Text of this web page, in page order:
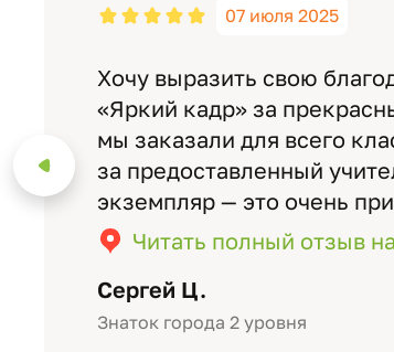
Сергей Ц.
Знаток города 2 уровня
07 июля 2025
Хочу выразить свою
«Яркий кадр» за
мы заказали для всего
за предоставленный
экземпляр — это очень
значимость события.
уровне: плотная бумага,
Читать полный отзыв